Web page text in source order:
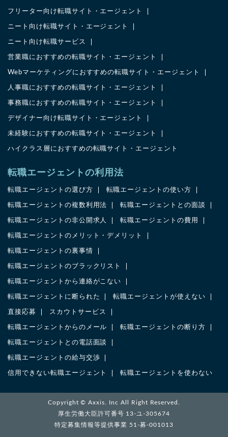
フリーター向け転職サイト・エージェント
ニート向け転職サイト・エージェント
ニート向け転職サービス
営業職におすすめの転職サイト・エージェント
Webマーケティングにおすすめの転職サイト・エージェント
人事職におすすめの転職サイト・エージェント
事務職におすすめの転職サイト・エージェント
デザイナー向け転職サイト・エージェント
未経験におすすめの転職サイト・エージェント
ハイクラス層におすすめの転職サイト・エージェント
転職エージェントの利用法
転職エージェントの選び方 転職エージェントの使い方
転職エージェントの複数利用法 転職エージェントとの面談
転職エージェントの非公開求人 転職エージェントの費用
転職エージェントのメリット・デメリット
転職エージェントの裏事情
転職エージェントのブラックリスト
転職エージェントから連絡がこない
転職エージェントに断られた 転職エージェントが使えない
直接応募 スカウトサービス
転職エージェントからのメール 転職エージェントの断り方
転職エージェントとの電話面談
転職エージェントの給与交渉
信用できない転職エージェント 転職エージェントを使わない
Copyright ©Axxis. Inc All Right Reserved.
厚生労働大臣許可番号 13-ユ-305674
特定募集情報等提供事業 51-募-001013